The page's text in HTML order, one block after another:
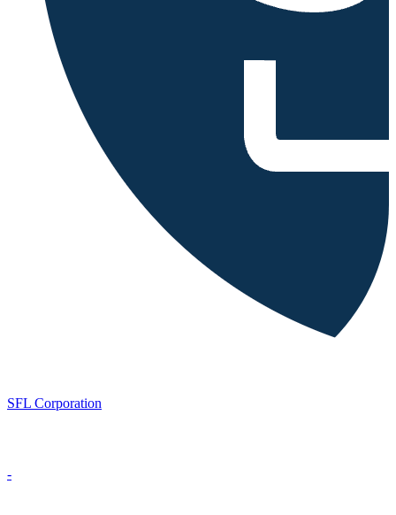
SFL Corporation
-